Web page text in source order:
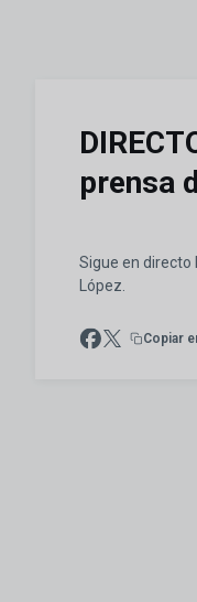
prensa
Sigue en directo
López.
Copiar